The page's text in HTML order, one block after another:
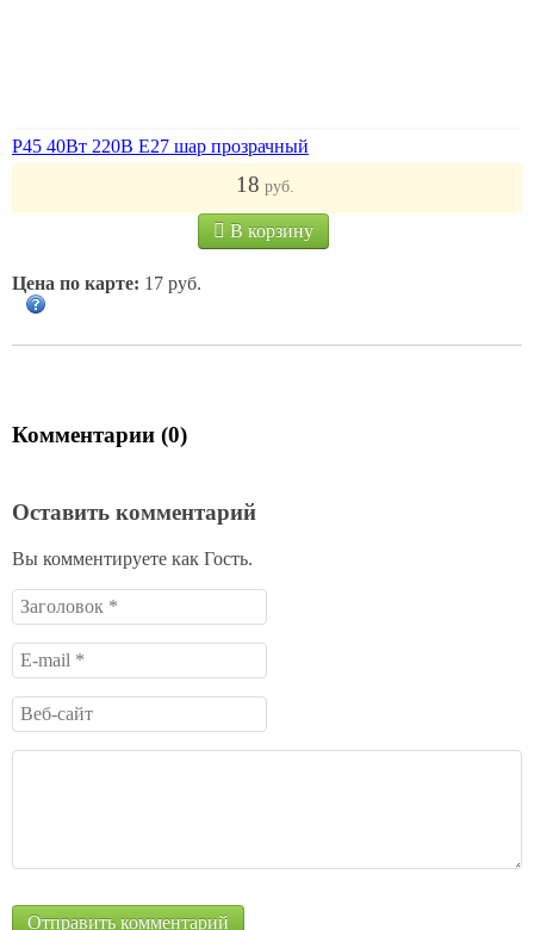
Р45 40Вт 220В Е27 шар прозрачный
18 руб.
В корзину
Цена по карте: 17 руб.
Комментарии (0)
Оставить комментарий
Вы комментируете как Гость.